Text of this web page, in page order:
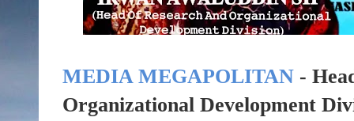
MEDIA MEGAPOLITAN -
Organizational Development